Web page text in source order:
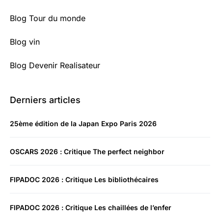
Blog Tour du monde
Blog vin
Blog Devenir Realisateur
Derniers articles
25ème édition de la Japan Expo Paris 2026
OSCARS 2026 : Critique The perfect neighbor
FIPADOC 2026 : Critique Les bibliothécaires
FIPADOC 2026 : Critique Les chaillées de l’enfer